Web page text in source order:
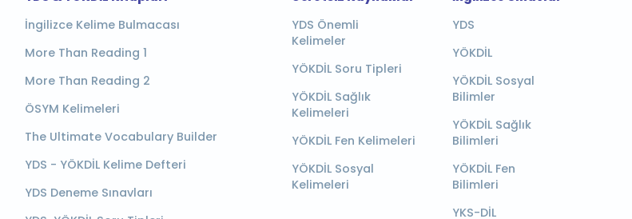
İngilizce Kelime Bulmacası
More Than Reading 1
More Than Reading 2
ÖSYM Kelimeleri
The Ultimate Vocabulary Builder
YDS - YÖKDİL Kelime Defteri
YDS Deneme Sınavları
YDS Önemli
Kelimeler
YÖKDİL Soru Tipleri
YÖKDİL Sağlık
Kelimeleri
YÖKDİL Fen Kelimeleri
YÖKDİL Sosyal
Kelimeleri
YDS
YÖKDİL
YÖKDİL Sosyal
Bilimler
YÖKDİL Sağlık
Bilimleri
YÖKDİL Fen
Bilimleri
YKS-DİL